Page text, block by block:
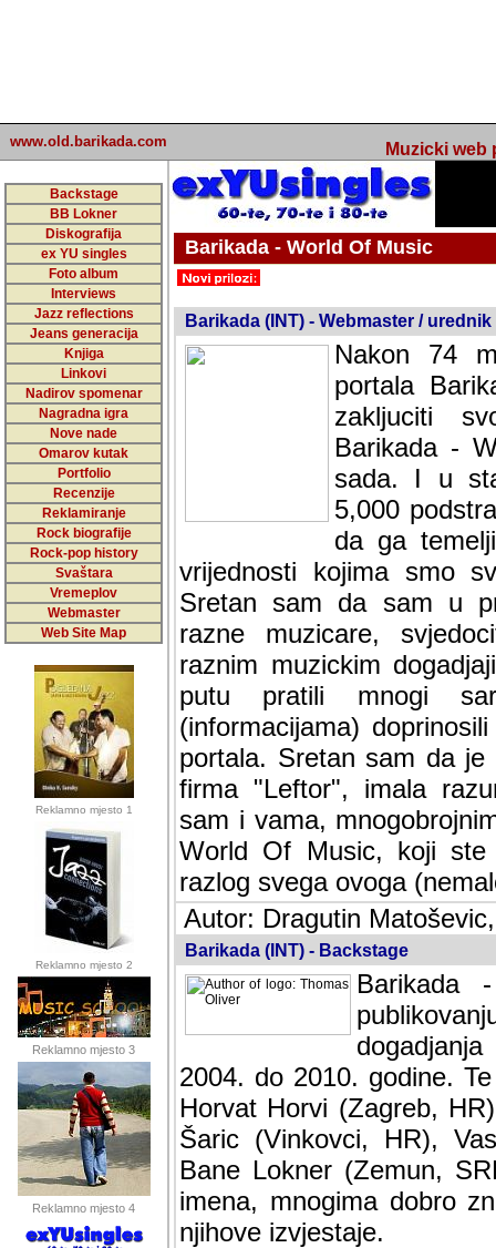
www.old.barikada.com Muzicki web
Backstage
BB Lokner
Diskografija
ex YU singles
Foto album
Interviews
Jazz reflections
Jeans generacija
Knjiga
Linkovi
Nadirov spomenar
Nagradna igra
Nove nade
Omarov kutak
Portfolio
Recenzije
Reklamiranje
Rock biografije
Rock-pop history
Svaštara
Vremeplov
Webmaster
Web Site Map
Reklamno mjesto 1
Reklamno mjesto 2
Reklamno mjesto 3
Reklamno mjesto 4
Barikada - World Of Music
Barikada (INT) - Webmaster / urednik
Nakon 74
portala
zakljuciti
Barikada -
sada. I u
5,000
da ga
vrijednosti kojima smo
Sretan sam da sam u
muzicare, svjedociti
muzickim dogadjajima...
mnogi saradnici koji
doprinosili vrijednosti i
sam da je i moj web
imala razumijevanja za
mnogobrojnim
Music, koji ste ga
ovoga (nemalog) rada.
Autor: Dragutin
Barikada (INT) - Backstage
Barikada
2004. do 2010. godine.
Horvat Horvi (Zagreb,
Šaric (Vinkovci, HR),
Bane Lokner (Zemun,
imena, mnogima dobro
njihove izvjestaje.